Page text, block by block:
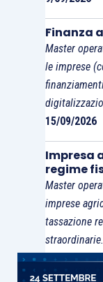
viste le
trova ad
produttivo
micro-
una
di
e
mille
solo il senso
Finanza
Master
le imprese
15/09/2026
Impresa
regime
Master
imprese
tassazione
straordinarie.